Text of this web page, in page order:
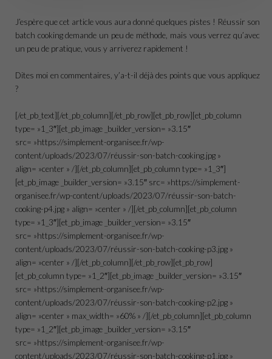
J’espère que cet article vous aura donné quelques pistes ! Réussir son
batch cooking demande un peu de méthode, mais vous verrez qu’avec
un peu de pratique, vous y arriverez rapidement !
Dites moi en commentaires, y’a-t-il déjà des points que vous appliquez
?
[/et_pb_text][/et_pb_column][/et_pb_row][et_pb_row][et_pb_column
type= »1_3″][et_pb_image _builder_version= »3.15″
src= »https://simplement-organisee.fr/wp-
content/uploads/2023/07/réussir-son-batch-cooking.jpg »
align= »center » /][/et_pb_column][et_pb_column type= »1_3″]
[et_pb_image _builder_version= »3.15″ src= »https://simplement-
organisee.fr/wp-content/uploads/2023/07/réussir-son-batch-
cooking-p4.jpg » align= »center » /][/et_pb_column][et_pb_column
type= »1_3″][et_pb_image _builder_version= »3.15″
src= »https://simplement-organisee.fr/wp-
content/uploads/2023/07/réussir-son-batch-cooking-p3.jpg »
align= »center » /][/et_pb_column][/et_pb_row][et_pb_row]
[et_pb_column type= »1_2″][et_pb_image _builder_version= »3.15″
src= »https://simplement-organisee.fr/wp-
content/uploads/2023/07/réussir-son-batch-cooking-p2.jpg »
align= »center » max_width= »60% » /][/et_pb_column][et_pb_column
type= »1_2″][et_pb_image _builder_version= »3.15″
src= »https://simplement-organisee.fr/wp-
content/uploads/2023/07/réussir-son-batch-cooking-p1.jpg »